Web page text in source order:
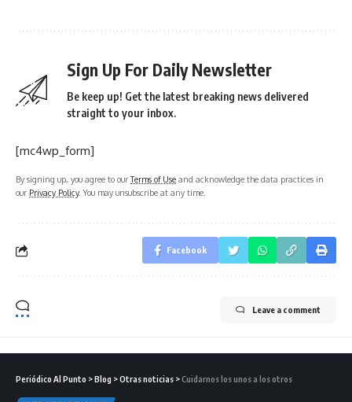
Sign Up For Daily Newsletter
Be keep up! Get the latest breaking news delivered
straight to your inbox.
[mc4wp_form]
By signing up, you agree to ourTerms of Use and acknowledge the data practices in
our Privacy Policy. You may unsubscribe at any time.
Facebook
Leave a comment
Periódico Al Punto >Blog >Otras noticias >Cuidarnos los unos a los otros